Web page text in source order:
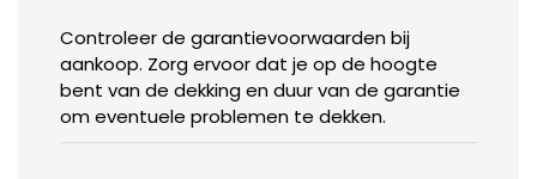
Controleer de garantievoorwaarden bij
aankoop. Zorg ervoor dat je op de hoogte
bent van de dekking en duur van de garantie
om eventuele problemen te dekken.